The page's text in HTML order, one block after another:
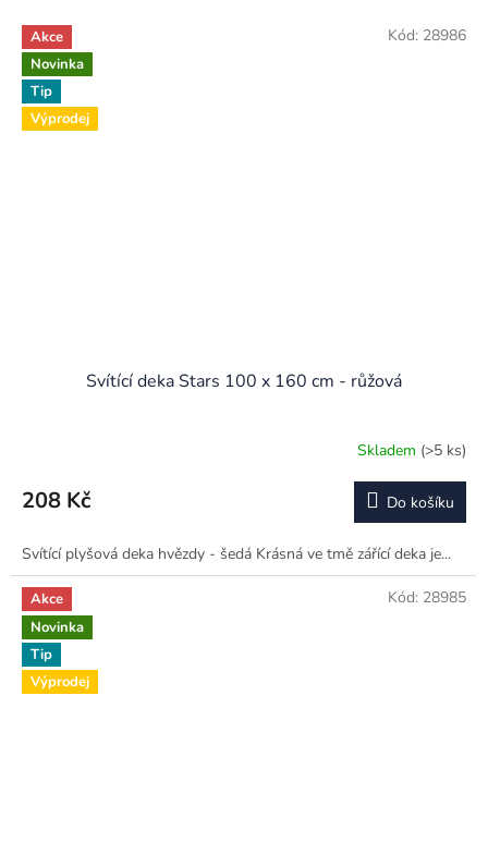
Akce
Novinka
Tip
Výprodej
Svítící deka Stars 100 x 160 cm - růžová
produktu
z
5
hvězdiček.
Skladem (>5 ks)
208 Kč Do košíku
Svítící plyšová deka hvězdy - šedá Krásná ve tmě zářící deka je...
Kód: 28986
Akce
Novinka
Tip
Výprodej
Kód: 28985